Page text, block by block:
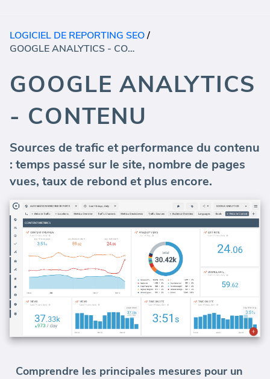
LOGICIEL DE REPORTING SEO/
GOOGLE ANALYTICS - CONTENU
GOOGLE ANALYTICS
- CONTENU
Sources de trafic et performance du contenu
: temps passé sur le site, nombre de pages
vues, taux de rebond et plus encore.
Comprendre les principales mesures pour un